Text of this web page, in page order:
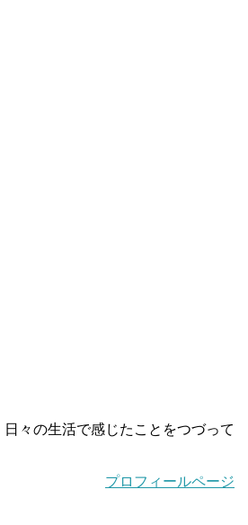
々の生活で感じたことをつづって
プロフィールページ